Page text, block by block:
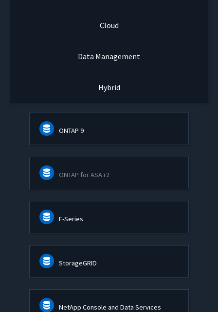
Cloud
Data Management
Hybrid
ONTAP 9
ONTAP for ASA r2
E-Series
StorageGRID
NetApp Console and Data Services